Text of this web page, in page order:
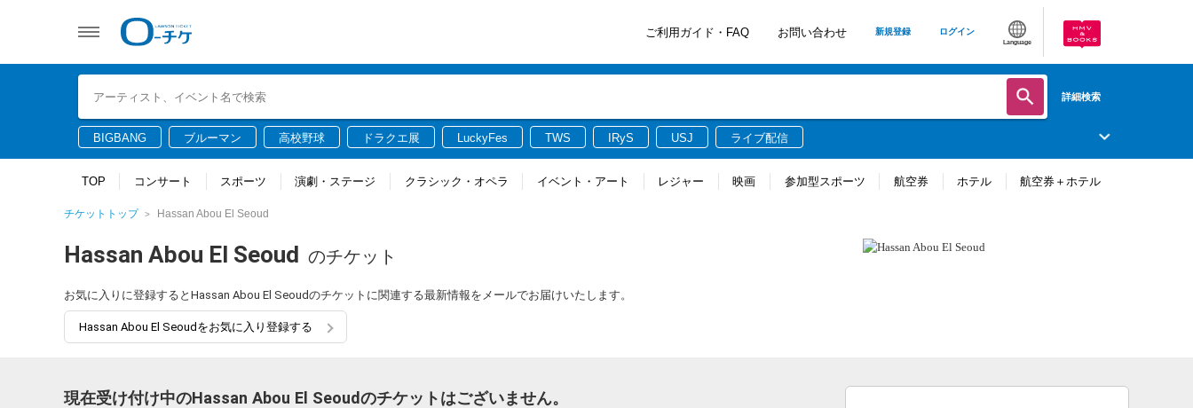
ご利用ガイド・FAQ お問い合わせ 新規登録 ログイン
Language
詳細検索
BIGBANG ブルーマン 高校野球 ドラクエ展 LuckyFes TWS IRyS USJ ライブ配信
TOP コンサート スポーツ 演劇・ステージ クラシック・オペラ イベント・アート レジャー 映画 参加型スポーツ 航空券 ホテル 航空券＋ホテル
チケットトップ Hassan Abou El Seoud
Hassan Abou El Seoud のチケット
お気に入りに登録するとHassan Abou El Seoudのチケットに関連する最新情報をメールでお届けいたします。
Hassan Abou El Seoudをお気に入り登録する
現在受け付け中のHassan Abou El Seoudのチケットはございません。